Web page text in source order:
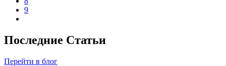
9
Последние Статьи
Перейти в блог